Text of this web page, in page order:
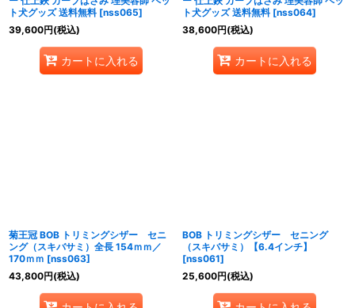
ト犬グッズ 送料無料 [nss065]
39,600円(税込)
カートに入れる
ト犬グッズ 送料無料 [nss064]
38,600円(税込)
カートに入れる
菊王冠 BOB トリミングシザー セニ
ング（スキバサミ）全長 154ｍｍ／
170ｍｍ [nss063]
43,800円(税込)
BOB トリミングシザー セニング
（スキバサミ）【6.4インチ】
[nss061]
25,600円(税込)